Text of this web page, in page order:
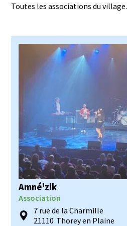
Toutes les associations du village.
Amné'zik
Association
7 rue de la Charmille
21110 Thorey en Plaine